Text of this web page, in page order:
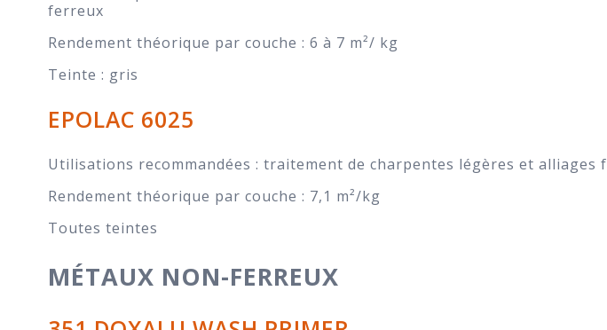
ferreux
Rendement théorique par couche : 6 à 7 m²/ kg
Teinte : gris
EPOLAC 6025
Utilisations recommandées : traitement de charpentes légères et
Rendement théorique par couche : 7,1 m²/kg
Toutes teintes
MÉTAUX NON-FERREUX